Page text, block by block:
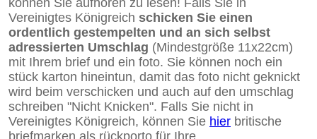
können Sie aufhören zu lesen! Falls Sie in
Vereinigtes Königreich schicken Sie einen
ordentlich gestempelten und an sich selbst
adressierten Umschlag (Mindestgröße 11x22cm)
mit Ihrem brief und ein foto. Sie können noch ein
stück karton hineintun, damit das foto nicht geknickt
wird beim verschicken und auch auf den umschlag
schreiben "Nicht Knicken". Falls Sie nicht in
Vereinigtes Königreich, können Sie hier britische
briefmarken als rückporto für Ihre